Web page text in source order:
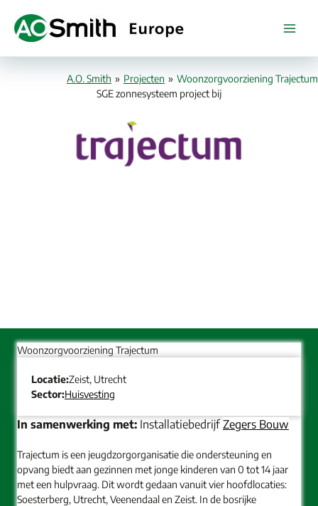
naar
A.O. Smith » Projecten » Woonzorgvoorziening Trajectum
SGE zonnesysteem project bij
Woonzorgvoorziening Trajectum
Locatie:Zeist, Utrecht
Sector:Huisvesting
In samenwerking met: InstallatiebedrijfZegers Bouw
Trajectum is een jeugdzorgorganisatie die ondersteuning en
opvang biedt aan gezinnen met jonge kinderen van 0 tot 14 jaar
met een hulpvraag. Dit wordt gedaan vanuit vier hoofdlocaties:
Soesterberg, Utrecht, Veenendaal en Zeist. In de bosrijke